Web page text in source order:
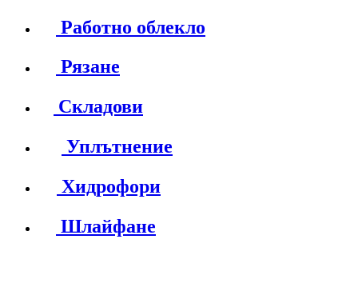
Работно облекло
Рязане
Складови
Уплътнение
Хидрофори
Шлайфане